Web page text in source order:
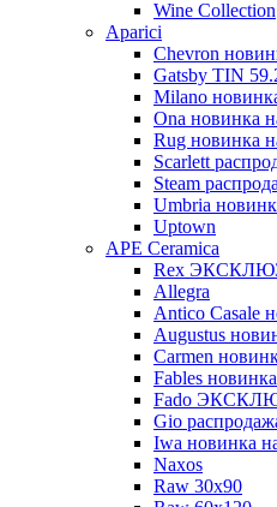
Wine Collection
Aparici
Chevron
Gatsby TIN
Milano
Ona новинка
Rug новинка
Scarlett
Steam
Umbria
Uptown
APE Ceramica
Rex
Allegra
Antico Casale
Augustus
Carmen
Fables
Fado
Gio
Iwa новинка
Naxos
Raw 30x90